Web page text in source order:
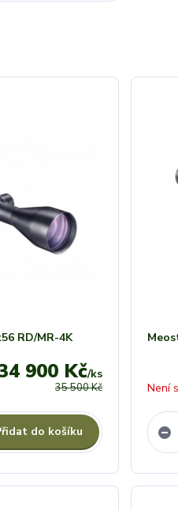
RD/MR-4K
35 500 Kč
900 Kč/ks
do košíku
Není